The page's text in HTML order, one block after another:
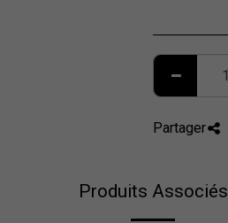
Partager
Produits Associés